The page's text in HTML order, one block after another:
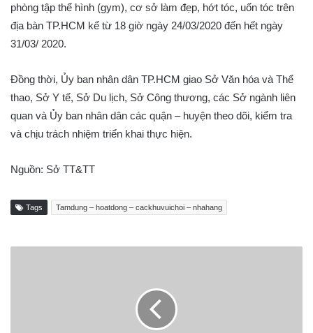
phòng tập thể hình (gym), cơ sở làm đẹp, hớt tóc, uốn tóc trên
địa bàn TP.HCM kể từ 18 giờ ngày 24/03/2020 đến hết ngày
31/03/ 2020.
Đồng thời, Ủy ban nhân dân TP.HCM giao Sở Văn hóa và Thể
thao, Sở Y tế, Sở Du lịch, Sở Công thương, các Sở ngành liên
quan và Ủy ban nhân dân các quận – huyện theo dõi, kiểm tra
và chịu trách nhiệm triển khai thực hiện.
Nguồn: Sở TT&TT
Tags Tamdung – hoatdong – cackhuvuichoi – nhahang